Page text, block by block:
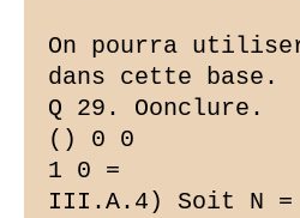
On pourra
dans cette base.
Q 29. Oonclure.
() 0 0
1 0 =
III.A.4) Soit N